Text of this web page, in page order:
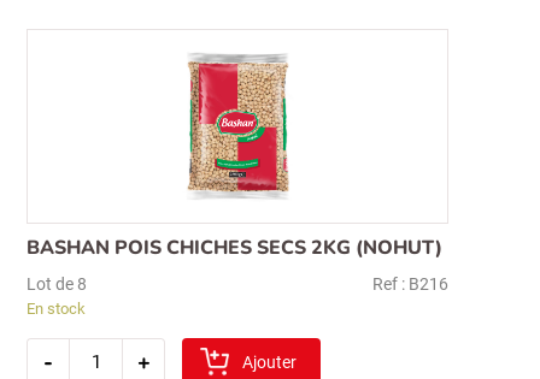
BASHAN POIS CHICHES SECS 2KG (NOHUT)
Lot de 8 Ref : B216
En stock
-
quantité
+ Ajouter